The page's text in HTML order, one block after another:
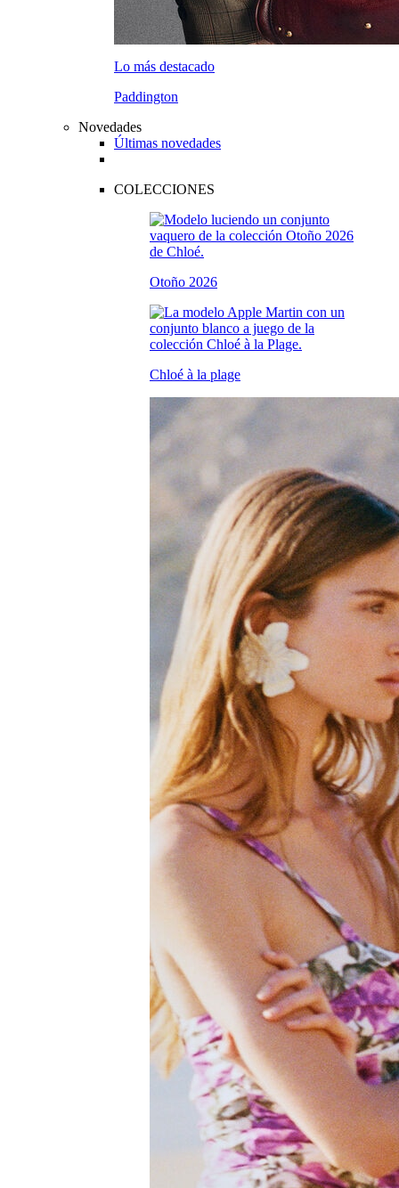
Lo más destacado
Paddington
Novedades
Últimas novedades
COLECCIONES
Otoño 2026
Chloé à la plage